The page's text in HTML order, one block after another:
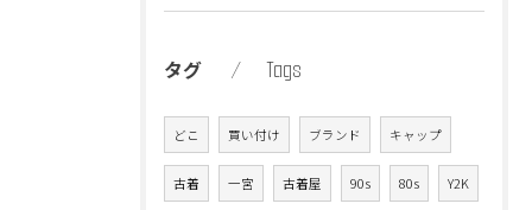
タグ Tags
どこ 買い付け ブランド キャップ
古着 一宮 古着屋 90s 80s Y2K